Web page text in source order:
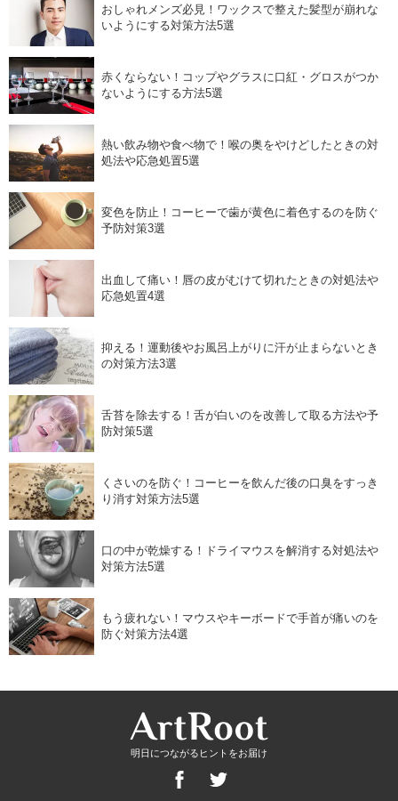
おしゃれメンズ必見！ワックスで整えた髪型が崩れな
いようにする対策方法5選
赤くならない！コップやグラスに口紅・グロスがつか
ないようにする方法5選
熱い飲み物や食べ物で！喉の奥をやけどしたときの対
処法や応急処置5選
変色を防止！コーヒーで歯が黄色に着色するのを防ぐ
予防対策3選
出血して痛い！唇の皮がむけて切れたときの対処法や
応急処置4選
抑える！運動後やお風呂上がりに汗が止まらないとき
の対策方法3選
舌苔を除去する！舌が白いのを改善して取る方法や予
防対策5選
くさいのを防ぐ！コーヒーを飲んだ後の口臭をすっき
り消す対策方法5選
口の中が乾燥する！ドライマウスを解消する対処法や
対策方法5選
もう疲れない！マウスやキーボードで手首が痛いのを
防ぐ対策方法4選
明日につながるヒントをお届け